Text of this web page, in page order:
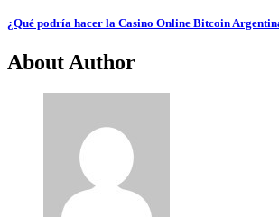
¿Qué podría hacer la Casino Online Bitcoin
About Author